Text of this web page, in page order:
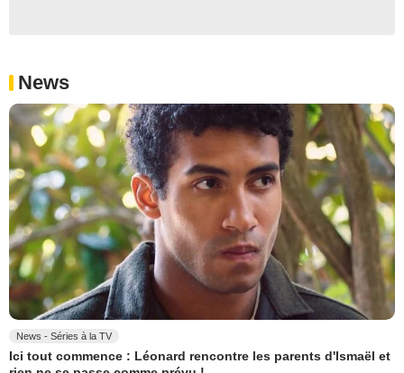
News
News - Séries à la TV
Ici tout commence : Léonard rencontre les parents d'Ismaël et